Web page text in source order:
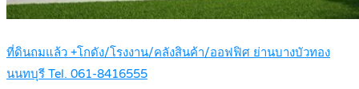
ที่ดินถมแล้ว +โกดัง/โรงงาน/คลังสินค้า/ออฟฟิศ ย่านบางบัวทอง
นนทบุรี Tel. 061-8416555